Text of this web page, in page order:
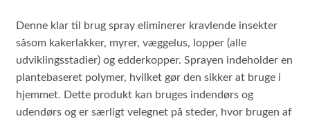
Denne klar til brug spray eliminerer kravlende insekter
såsom kakerlakker, myrer, væggelus, lopper (alle
udviklingsstadier) og edderkopper. Sprayen indeholder en
plantebaseret polymer, hvilket gør den sikker at bruge i
hjemmet. Dette produkt kan bruges indendørs og
udendørs og er særligt velegnet på steder, hvor brugen af